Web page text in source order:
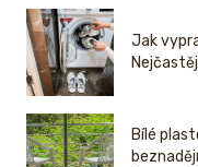
Jak
Bílé